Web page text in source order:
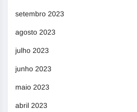
setembro 2023
agosto 2023
julho 2023
junho 2023
maio 2023
abril 2023